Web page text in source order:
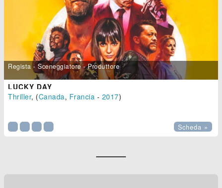
Regista - Sceneggiatore - Produttore
LUCKY DAY
Thriller, (Canada, Francia - 2017)
Scheda »